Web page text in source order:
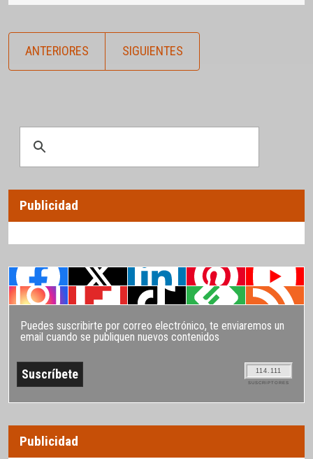
ANTERIORES SIGUIENTES
Publicidad
Puedes suscribirte por correo electrónico, te enviaremos un
email cuando se publiquen nuevos contenidos
114.111
SUSCRIPTORES
Publicidad